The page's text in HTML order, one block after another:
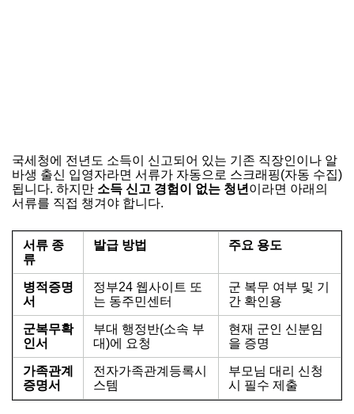
국세청에 전년도 소득이 신고되어 있는 기존 직장인이나 알
바생 출신 입영자라면 서류가 자동으로 스크래핑(자동 수집)
됩니다. 하지만 소득 신고 경험이 없는 청년 이라면 아래의
서류를 직접 챙겨야 합니다.
서류 종
류
발급 방법 주요 용도
병적증명
서
정부24 웹사이트 또
는 동주민센터
군 복무 여부 및 기
간 확인용
군복무확
인서
부대 행정반(소속 부
대)에 요청
현재 군인 신분임
을 증명
가족관계
증명서
전자가족관계등록시
스템
부모님 대리 신청
시 필수 제출